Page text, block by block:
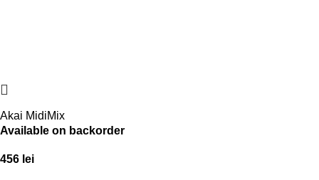
Akai MidiMix
Available on backorder
456 lei